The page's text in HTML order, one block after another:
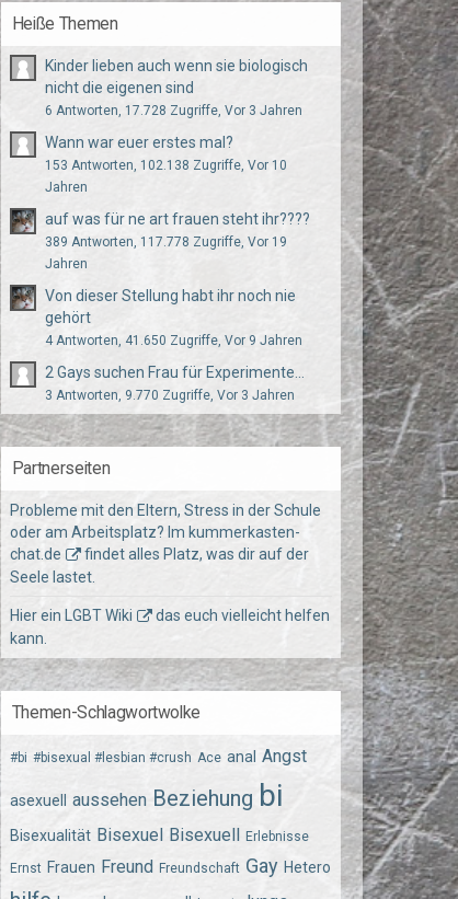
Heiße Themen
Kinder lieben auch wenn sie biologisch
nicht die eigenen sind
6 Antworten, 17.728 Zugriffe, Vor 3 Jahren
Wann war euer erstes mal?
153 Antworten, 102.138 Zugriffe, Vor 10
Jahren
auf was für ne art frauen steht ihr????
389 Antworten, 117.778 Zugriffe, Vor 19
Jahren
Von dieser Stellung habt ihr noch nie
gehört
4 Antworten, 41.650 Zugriffe, Vor 9 Jahren
2 Gays suchen Frau für Experimente...
3 Antworten, 9.770 Zugriffe, Vor 3 Jahren
Partnerseiten
Probleme mit den Eltern, Stress in der Schule
oder am Arbeitsplatz? Im kummerkasten-
chat.de
findet alles Platz, was dir auf der
Seele lastet.
Hier ein LGBT Wiki
das euch vielleicht helfen
kann.
Themen-Schlagwortwolke
#bi #bisexual #lesbian #crush Ace anal Angst
asexuell aussehen Beziehung bi
Bisexualität Bisexuel Bisexuell Erlebnisse
Ernst Frauen Freund Freundschaft Gay Hetero